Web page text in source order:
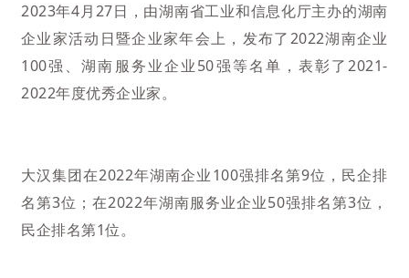
2023年4月27日，由湖南省工业和信息化厅主办的湖南
企业家活动日暨企业家年会上，发布了2022湖南企业
100强、湖南服务业企业50强等名单，表彰了2021-
2022年度优秀企业家。
大汉集团在2022年湖南企业100强排名第9位，民企排
名第3位；在2022年湖南服务业企业50强排名第3位，
民企排名第1位。